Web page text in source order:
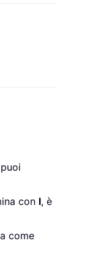
con l, è
come